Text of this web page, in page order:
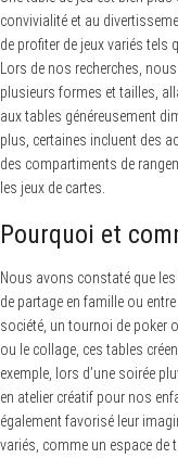
convivialité et au
de profiter de jeux variés tels
Lors de nos recherches,
plusieurs formes et tailles,
aux tables généreusement
plus, certaines incluent des
des compartiments de
les jeux de cartes.
Pourquoi et
Nous avons constaté que
de partage en famille ou
société, un tournoi de poker
ou le collage, ces tables
exemple, lors d’une soirée
en atelier créatif pour nos
également favorisé leur
variés, comme un espace de